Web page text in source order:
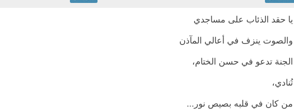
يا حقد الذئاب على مساجدي
والصوت ينزف في أعالي المآذن
الجنة تدعو في حسن الختام،
تُنادي،
من كان في قلبه بصيص نور...